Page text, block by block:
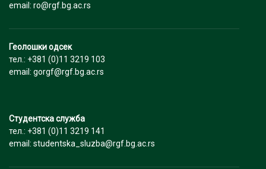
email: ro@rgf.bg.ac.rs
Геолошки одсек
тел.: +381 (0)11 3219 103
email: gorgf@rgf.bg.ac.rs
Студентска служба
тел.: +381 (0)11 3219 141
email: studentska_sluzba@rgf.bg.ac.rs